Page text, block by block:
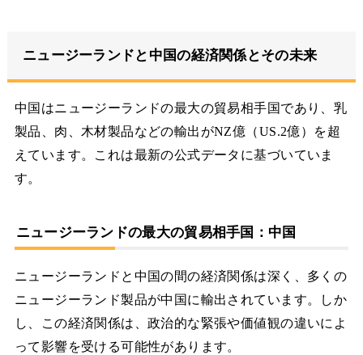
ニュージーランドと中国の経済関係とその未来
中国はニュージーランドの最大の貿易相手国であり、乳
製品、肉、木材製品などの輸出がNZ億（US.2億）を超
えています。これは最新の公式データに基づいていま
す。
ニュージーランドの最大の貿易相手国：中国
ニュージーランドと中国の間の経済関係は深く、多くの
ニュージーランド製品が中国に輸出されています。しか
し、この経済関係は、政治的な緊張や価値観の違いによ
って影響を受ける可能性があります。